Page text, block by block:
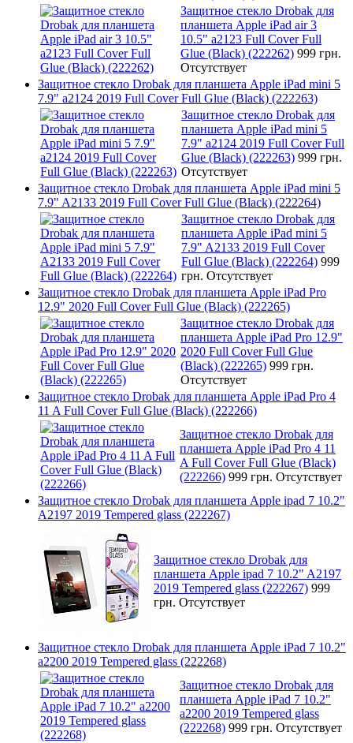
Защитное стекло Drobak для
планшета Apple iPad air 3
10.5" a2123 Full Cover Full
Glue (Black) (222262) 999 грн.
Отсутствует
Защитное стекло Drobak для планшета Apple iPad mini 5
7.9" a2124 2019 Full Cover Full Glue (Black) (222263)
Защитное стекло Drobak для
планшета Apple iPad mini 5
7.9" a2124 2019 Full Cover Full
Glue (Black) (222263) 999 грн.
Отсутствует
Защитное стекло Drobak для планшета Apple iPad mini 5
7.9" A2133 2019 Full Cover Full Glue (Black) (222264)
Защитное стекло Drobak для
планшета Apple iPad mini 5
7.9" A2133 2019 Full Cover
Full Glue (Black) (222264) 999
грн. Отсутствует
Защитное стекло Drobak для планшета Apple iPad Pro
12.9" 2020 Full Cover Full Glue (Black) (222265)
Защитное стекло Drobak для
планшета Apple iPad Pro 12.9"
2020 Full Cover Full Glue
(Black) (222265) 999 грн.
Отсутствует
Защитное стекло Drobak для планшета Apple iPad Pro 4
11 A Full Cover Full Glue (Black) (222266)
Защитное стекло Drobak для
планшета Apple iPad Pro 4 11
A Full Cover Full Glue (Black)
(222266) 999 грн. Отсутствует
Защитное стекло Drobak для планшета Apple ipad 7 10.2"
A2197 2019 Tempered glass (222267)
Защитное стекло Drobak для
планшета Apple ipad 7 10.2" A2197
2019 Tempered glass (222267) 999
грн. Отсутствует
Защитное стекло Drobak для планшета Apple iPad 7 10.2"
a2200 2019 Tempered glass (222268)
Защитное стекло Drobak для
планшета Apple iPad 7 10.2"
a2200 2019 Tempered glass
(222268) 999 грн. Отсутствует